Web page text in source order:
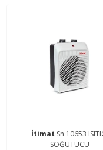
İtimat Sn 10653
SOĞUTUCU